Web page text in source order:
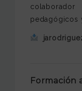
pedagógicos
Formación